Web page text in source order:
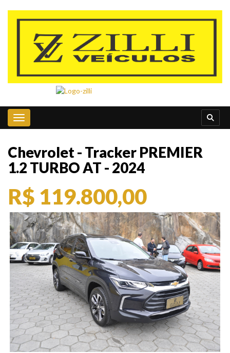
Toggle navigation
Chevrolet - Tracker PREMIER
1.2 TURBO AT - 2024
R$ 119.800,00